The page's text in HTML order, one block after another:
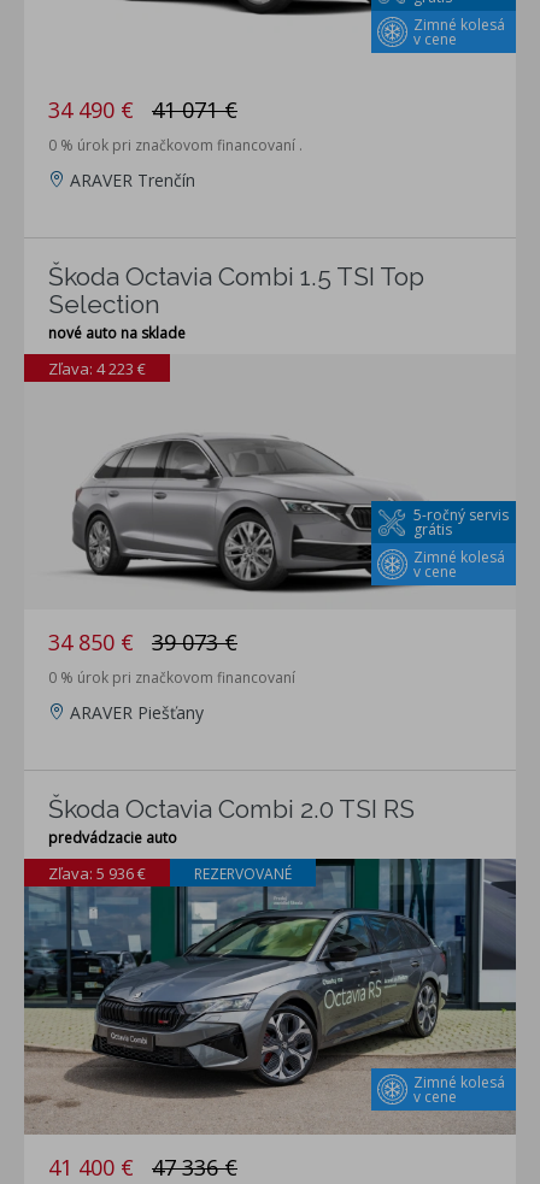
Zimné kolesá
v cene
34 490 € 41 071 €
0 % úrok pri značkovom financovaní .
ARAVER Trenčín
Škoda Octavia Combi 1.5 TSI Top
Selection
nové auto na sklade
Zimné kolesá
v cene
5-ročný servis
grátis
Zľava: 4 223 €
34 850 € 39 073 €
0 % úrok pri značkovom financovaní
ARAVER Piešťany
Škoda Octavia Combi 2.0 TSI RS
predvádzacie auto
Zimné kolesá
v cene
Zľava: 5 936 € REZERVOVANÉ
41 400 € 47 336 €